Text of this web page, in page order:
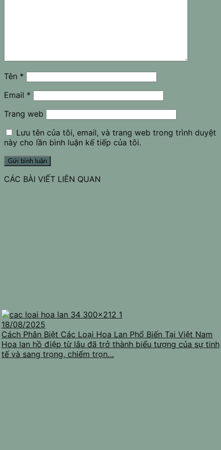
Tên *
Email *
Trang web
Lưu tên của tôi, email, và trang web trong trình duyệt
này cho lần bình luận kế tiếp của tôi.
CÁC BÀI VIẾT LIÊN QUAN
18/08/2025
Cách Phân Biệt Các Loại Hoa Lan Phổ Biến Tại Việt Nam
Hoa lan hồ điệp từ lâu đã trở thành biểu tượng của sự tinh
tế và sang trọng, chiếm trọn…